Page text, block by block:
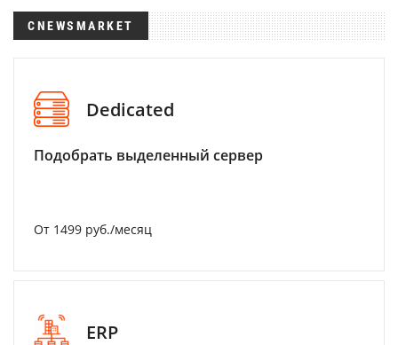
CNEWSMARKET
Dedicated
Подобрать выделенный сервер
От 1499 руб./месяц
ERP